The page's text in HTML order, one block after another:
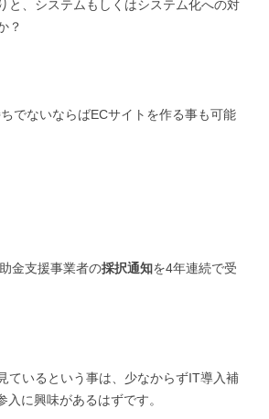
と、システムもしくはシステム化への対
？
でないならばECサイトを作る事も可能
金支援事業者の採択通知を4年連続で受
ているという事は、少なからずIT導入補
に興味があるはずです。